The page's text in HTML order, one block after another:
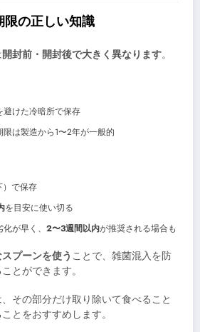
の正しい知識
開封前・開封後で大きく異なります。
けた冷暗所で保存
は製造から1〜2年が一般的
で保存
を目安に使い切る
が早く、 2〜3週間以内が推奨される場合も
プーンを使う ことで、雑菌混入を防
とができます。
その部分だけ取り除いて食べること
とをおすすめします。